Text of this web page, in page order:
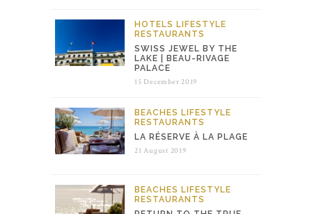
HOTELS LIFESTYLE
RESTAURANTS
SWISS JEWEL BY THE
LAKE | BEAU-RIVAGE
PALACE
15 December 2019
BEACHES LIFESTYLE
RESTAURANTS
LA RÉSERVE À LA PLAGE
21 August 2019
BEACHES LIFESTYLE
RESTAURANTS